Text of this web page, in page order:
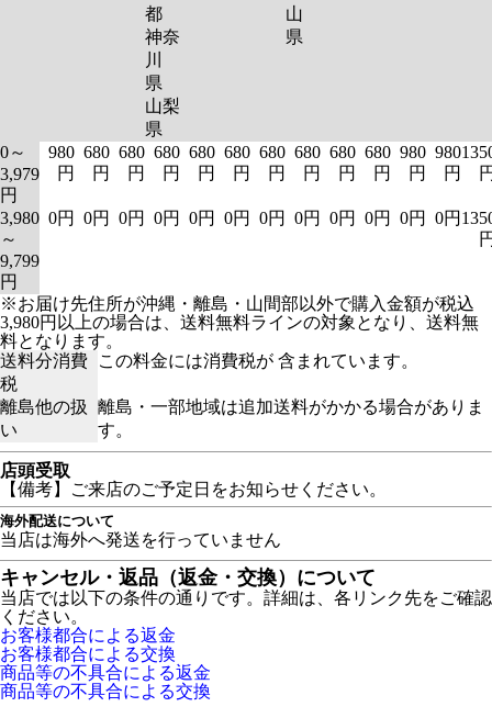
都
神奈
川
県
山梨
県
山
県
0～
3,979
円
980
円
680
円
680
円
680
円
680
円
680
円
680
円
680
円
680
円
680
円
980
円
980
円
3,980
～
9,799
円
0円 0円 0円 0円 0円 0円 0円 0円 0円 0円 0円 0円
※お届け先住所が沖縄・離島・山間部以外で購入金額が税込
3,980円以上の場合は、送料無料ラインの対象となり、送料無
料となります。
送料分消費
税
この料金には消費税が 含まれています。
離島他の扱
い
離島・一部地域は追加送料がかかる場合がありま
す。
店頭受取
【備考】ご来店のご予定日をお知らせください。
海外配送について
当店は海外へ発送を行っていません
キャンセル・返品（返金・交換）について
当店では以下の条件の通りです。詳細は、各リンク先をご確認
ください。
お客様都合による返金
お客様都合による交換
商品等の不具合による返金
商品等の不具合による交換